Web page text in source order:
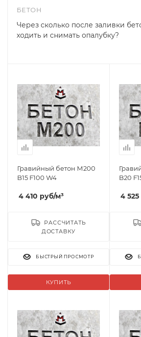
БЕТОН
Через сколько после заливки
ходить и снимать опалубку?
Гравийный бетон М200
B15 F100 W4
4 410 руб/м³
КУПИТЬ
РАССЧИТАТЬ
ДОСТАВКУ
БЫСТРЫЙ ПРОСМОТР
B20
4 525